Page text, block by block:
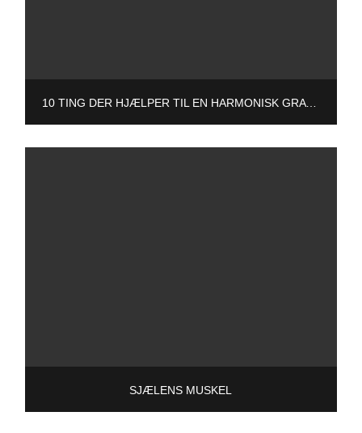
10 TING DER HJÆLPER TIL EN HARMONISK GRAVIDITET
SJÆLENS MUSKEL